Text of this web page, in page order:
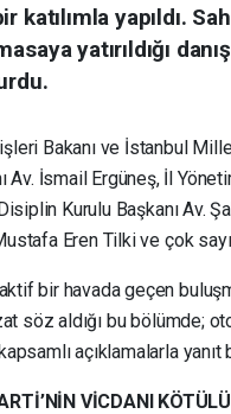
katılımla yapıldı.
yatırıldığı
Bakanı ve İstanbul
Av. İsmail Ergüneş, İl
Kurulu Başkanı Av.
Eren Tilki ve çok
bir havada geçen
söz aldığı bu bölümde;
açıklamalarla yanıt
VİCDANI